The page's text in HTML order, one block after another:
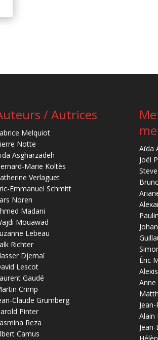
/ Autrices
Melquiot
Notte
Asgharzadeh
Marie Koltès
Verlaguet
Emmanuel Schmitt
Noren
Madani
Mouawad
Lebeau
Richter
Djemaï
Lescot
Gaudé
Crimp
Claude Grumberg
Pinter
Reza
Camus
Aïda
Joël
Éric
Alain